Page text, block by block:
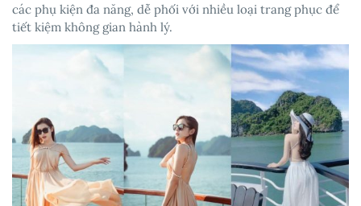
các phụ kiện đa năng, dễ phối với nhiều loại trang phục để
tiết kiệm không gian hành lý.